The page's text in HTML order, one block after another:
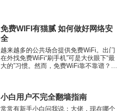
免费WIFI有猫腻 如何做好网络安
全
越来越多的公共场合提供免费WiFi。出门
在外找免费WiFi“刷手机”可是大伙眼下“最
大的”习惯。然而，免费WiFi靠不靠谱？日
小白用户不完全翻墙指南
常常有新手小白问我说：大佬，现在哪个